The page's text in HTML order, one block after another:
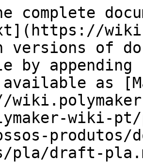
complete
versions of
by
as
wiki-pt/
produtos/
pla/draft-